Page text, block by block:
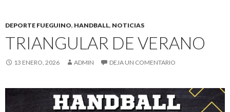
DEPORTE FUEGUINO, HANDBALL, NOTICIAS
TRIANGULAR DE VERANO
13 ENERO, 2026 ADMIN DEJA UN COMENTARIO